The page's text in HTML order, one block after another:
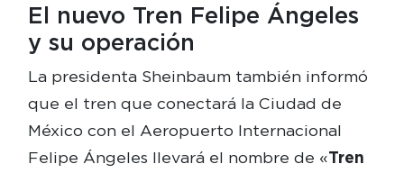
El nuevo Tren Felipe Ángeles
y su operación
La presidenta Sheinbaum también informó
que el tren que conectará la Ciudad de
México con el Aeropuerto Internacional
Felipe Ángeles llevará el nombre de «Tren